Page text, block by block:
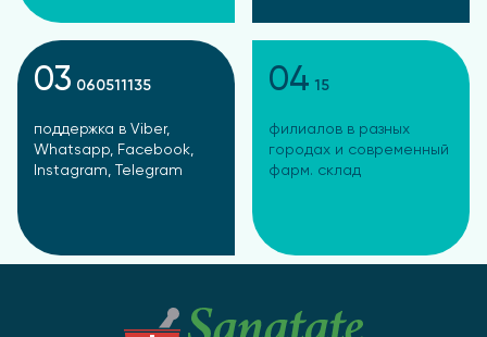
03 060511135
поддержка в Viber,
Whatsapp, Facebook,
Instagram, Telegram
04 15
филиалов в разных
городах и современный
фарм. склад